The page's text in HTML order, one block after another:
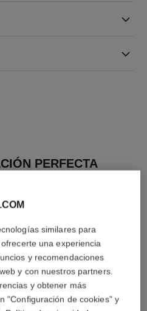
PERFECTA
similares para
una experiencia
y recomendaciones
y con nuestros partners.
y obtener más
"Configuración de cookies" y